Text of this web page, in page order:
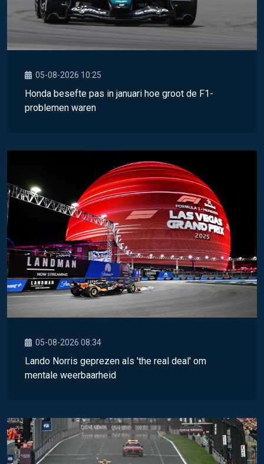
05-08-2026 10:25
Honda besefte pas in januari hoe groot de F1-
problemen waren
05-08-2026 08:34
Lando Norris geprezen als 'the real deal' om
mentale weerbaarheid